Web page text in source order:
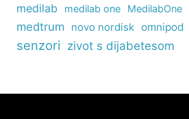
medilab medilab one MedilabOne
medtrum novo nordisk omnipod
senzori zivot s dijabetesom